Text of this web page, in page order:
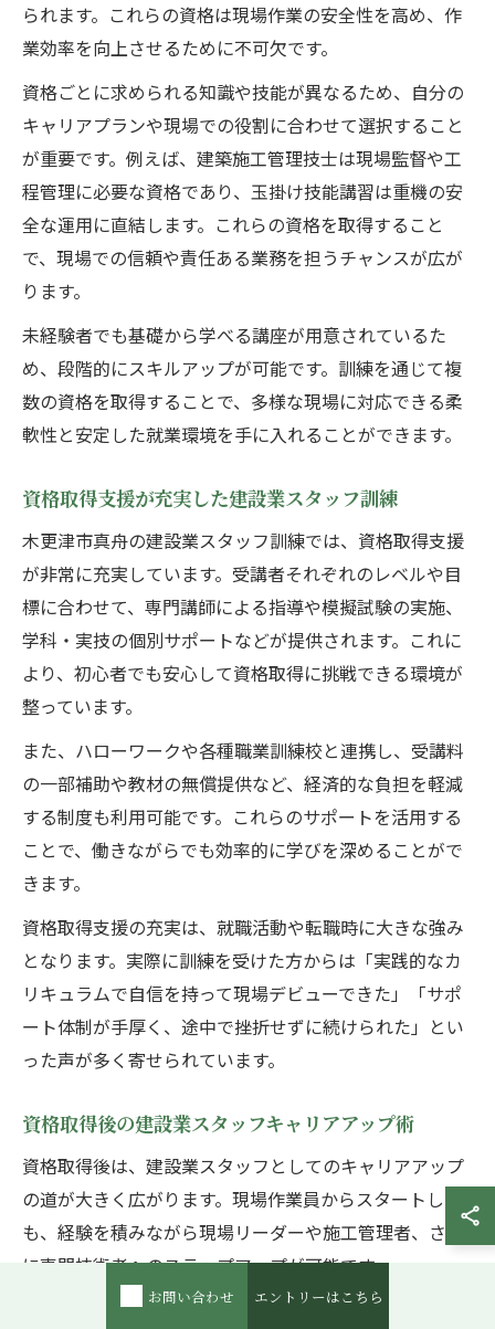
られます。これらの資格は現場作業の安全性を高め、作
業効率を向上させるために不可欠です。
資格ごとに求められる知識や技能が異なるため、自分の
キャリアプランや現場での役割に合わせて選択すること
が重要です。例えば、建築施工管理技士は現場監督や工
程管理に必要な資格であり、玉掛け技能講習は重機の安
全な運用に直結します。これらの資格を取得すること
で、現場での信頼や責任ある業務を担うチャンスが広が
ります。
未経験者でも基礎から学べる講座が用意されているた
め、段階的にスキルアップが可能です。訓練を通じて複
数の資格を取得することで、多様な現場に対応できる柔
軟性と安定した就業環境を手に入れることができます。
資格取得支援が充実した建設業スタッフ訓練
木更津市真舟の建設業スタッフ訓練では、資格取得支援
が非常に充実しています。受講者それぞれのレベルや目
標に合わせて、専門講師による指導や模擬試験の実施、
学科・実技の個別サポートなどが提供されます。これに
より、初心者でも安心して資格取得に挑戦できる環境が
整っています。
また、ハローワークや各種職業訓練校と連携し、受講料
の一部補助や教材の無償提供など、経済的な負担を軽減
する制度も利用可能です。これらのサポートを活用する
ことで、働きながらでも効率的に学びを深めることがで
きます。
資格取得支援の充実は、就職活動や転職時に大きな強み
となります。実際に訓練を受けた方からは「実践的なカ
リキュラムで自信を持って現場デビューできた」「サポ
ート体制が手厚く、途中で挫折せずに続けられた」とい
った声が多く寄せられています。
資格取得後の建設業スタッフキャリアアップ術
資格取得後は、建設業スタッフとしてのキャリアアップ
の道が大きく広がります。現場作業員からスタートして
も、経験を積みながら現場リーダーや施工管理者、さら
に専門技術者へのステップアップが可能です。
スキルアップのためには、定期的な社内外の研修参加
お問い合わせ エントリーはこちら